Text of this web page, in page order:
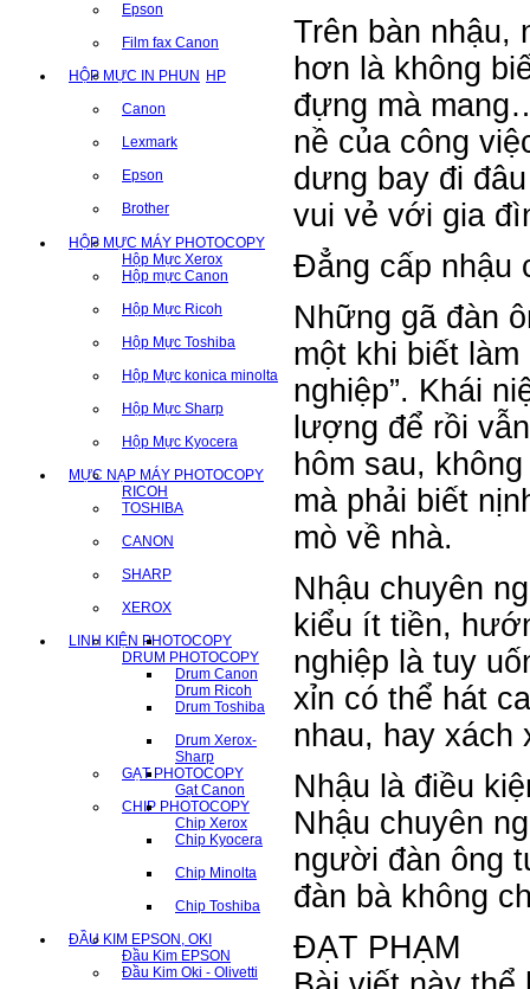
Epson
Film fax Canon
HỘP MỰC IN PHUN HP
Canon
Lexmark
Epson
Brother
HỘP MỰC MÁY PHOTOCOPY
Hộp Mực Xerox
Hộp mực Canon
Hộp Mực Ricoh
Hộp Mực Toshiba
Hộp Mực konica minolta
Hộp Mực Sharp
Hộp Mực Kyocera
MỰC NẠP MÁY PHOTOCOPY
RICOH
TOSHIBA
CANON
SHARP
XEROX
LINH KIỆN PHOTOCOPY
DRUM PHOTOCOPY
Drum Canon
Drum Ricoh
Drum Toshiba
Drum Xerox-
Sharp
GẠT PHOTOCOPY
Gạt Canon
CHIP PHOTOCOPY
Chip Xerox
Chip Kyocera
Chip Minolta
Chip Toshiba
ĐẦU KIM EPSON, OKI
Đầu Kim EPSON
Đầu Kim Oki - Olivetti
Trên bàn nhậu,
hơn là không
đựng mà
nề của công
dưng bay đi
vui vẻ với gia
Đẳng cấp nhậu
Những gã đàn
một khi biết
nghiệp”. Khái
lượng để rồi
hôm sau,
mà phải biết
mò về nhà.
Nhậu chuyên
kiểu ít tiền,
nghiệp là tuy
xỉn có thể hát
nhau, hay
Nhậu là điều
Nhậu chuyên
người đàn ông
đàn bà không
ĐẠT PHẠM